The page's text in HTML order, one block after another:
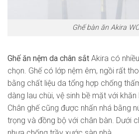
Ghế bàn ăn Akira
Ghế ăn nệm da chân sắt Akira có
chọn. Ghế có lớp nệm êm, ngồi rất
bằng chất liệu da tổng hợp chống
dàng lau chùi, vệ sinh bề mặt với
Chân ghế cũng được nhấn nhá bằng
trọng và đồng bộ với chân bàn. Dưới